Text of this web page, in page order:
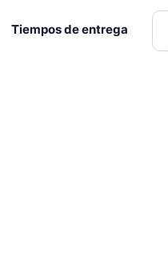
Tiempos de entrega